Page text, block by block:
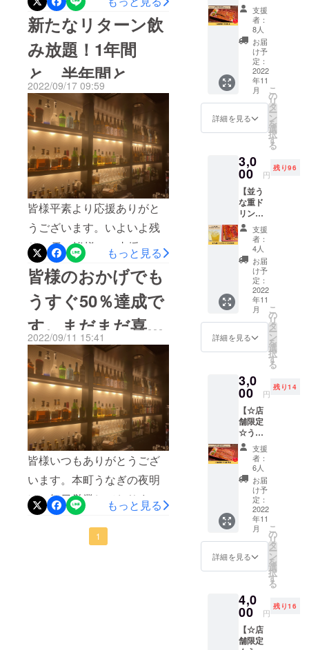
が、それでもうなぎの魅力
を伝えようと、今なお品質
改善に尽力しております。
オープン当初にお越しいた
だいたお客様！今また全く
違うものになってますよ！
ランチやディナーでうなぎ
を食べる！自分にご褒美。
仲間にご褒美。夫婦や家族
やカップルの皆様に、何だ
か元気が欲しいなって思っ
たら！そうだ！うなぎの夜
明けに行こう！ってなって
いただくようこれから先も
頑張り続けます。そういえ
ば私の母は今緊急手術をし
ております。お陰様で手術
室に向かう前に顔を見る事
ができました。母は体が悪
くても生きる為に頑張って
います。僕も生きる為に頑
張っています！それは時に
人を傷つける事もあるかも
しれません。だからまた多
くの困難が僕には次から次
へと襲ってきます。ですが
私は負けません！僕は背中
で元気を伝える！美味しい
うなぎで皆さんを元気にす
までで一番と頂きました！
味に自信あり！どうぞから
あげも食べに来て下さい！
最後の4日、諦めかけてる僕
を奮い立たせてくれるの
は、やはりいつも皆様で
す。感謝しかありません。
よければ鰻だけやのうて、
僕に会いに来てください。
必ずその際はキャンプファ
イヤーの事言うて下さい！
えーことありまっせ！
お得に美味しく食べていた
だけるようこのプロジェク
トを立ち上げました！現
在、半分を超える応援を頂
戴しました。ここに来て、
実際に当店の鰻を食された
方からの応援が増えており
ます！一つ頼んで二つのう
な重！うな重グレードアッ
プ！！何と何と、店内お酒
が一年間飲み放題など！皆
様と楽しく美味しく日本を
元気にプロジェクト！毎
日、毎日をしっかりと生き
るためのエネルギー源！う
なぎの夜明けを是非ご堪能
下さいませ！！
新たなリターン飲
み放題！1年間
と、半年間と
2022/09/17 09:59
皆様平素より応援ありがと
うございます。いよいよ残
り12日。皆様のご支援のも
と半分の目標に達成する事
ができました！4店舗の閉店
を乗り越えて、弁当ビジネ
スと、うなぎの夜明けで再
起を図るこの私は、諦めな
い事逃げ出さない事負けな
い事信じ抜くこと！で皆様
に勇気を与えたい！！大量
に抱えたお酒の在庫で、持
続化可能な再生エネルギー
としてお得に皆様に楽しん
で頂けるリターン、を考え
ました！何と店内お酒何で
も飲み放題！1年間！or半年
間！8万円と5万円にて開始
もっと見る
皆様のおかげでも
うすぐ50％達成で
す。まだまだ喜ん
で頂くリターンを
新たに検討中
2022/09/11 15:41
皆様いつもありがとうござ
います。本町うなぎの夜明
け 毎日営業しておりま
す。右も左もわからずチャ
レンジしたクラウドファン
もっと見る
1
らせて
いただ
きま
す。 ※
店舗ま
での交
通費は
支援者
さまの
ご負担
となり
から1年
以内に
くださ
い。
重
（上）
】 うな
重
（上）1
個のお
値段で
次回使
えるう
な重
（上）
のお食
事券1回
渡しい
たしま
す。 ※
店頭で
のご利
用に限
らせて
いただ
きま
す。 ※
店舗ま
での交
通費は
支援者
さまの
ご負担
となり
から1年
以内に
くださ
い。
支援
者：
8人
お届
け予
定：
2022
年11
月
詳細を見る
こ
の
リ
タ
ー
ン
を
選
択
す
る
3,0
00 円
残り96
【並う
な重ド
リンク
セット
ペアお
食事
券】
「うな
ぎの夜
明け」
で並う
な重の
ドリン
クセッ
トをペ
いただ
けま
す！
※2022
年11月
から1年
以内に
ご利用
くださ
い。
支援
者：
4人
お届
け予
定：
2022
年11
月
詳細を見る
こ
の
リ
タ
ー
ン
を
選
択
す
る
3,0
00 円
残り14
【☆店
舗限定
☆うな
重（特
上）】
うな重
（特
上）1個
のお値
段で次
回使え
るうな
重（特
上）の
お食事
券1回分
しいた
しま
す。 ※
店頭で
のご利
支援
者：
6人
お届
け予
定：
2022
年11
月
詳細を見る
こ
の
リ
タ
ー
ン
を
選
択
す
る
4,0
00 円
残り16
【☆店
舗限定